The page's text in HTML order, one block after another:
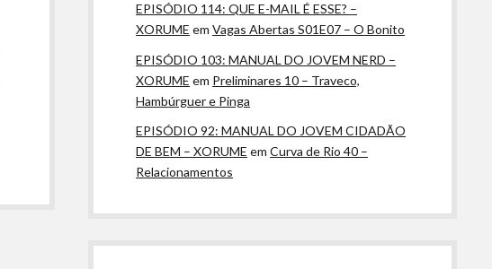
EPISÓDIO 114: QUE E-MAIL É ESSE? –
XORUME emVagas Abertas S01E07 – O Bonito
EPISÓDIO 103: MANUAL DO JOVEM NERD –
XORUME em Preliminares 10 – Traveco,
Hambúrguer e Pinga
EPISÓDIO 92: MANUAL DO JOVEM CIDADÃO
DE BEM – XORUME emCurva de Rio 40 –
Relacionamentos